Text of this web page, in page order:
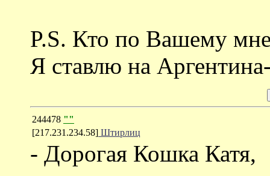
P.S. Кто по Вашему
Я ставлю на
244478 ""
[217.231.234.58] Штирлиц
- Дорогая Кошка Катя,